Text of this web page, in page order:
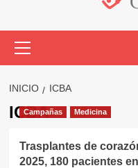
primario
INICIO ICBA
ICBA
Campañas Medicina
Trasplantes de
2025, 180 pacientes